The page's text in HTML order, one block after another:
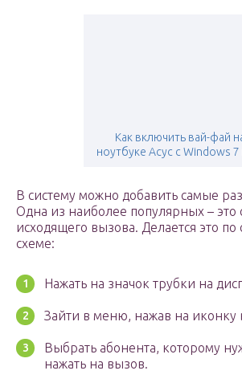
Как включить вай-фай
ноутбуке Асус с Windows 7
В систему можно добавить самые
Одна из наиболее популярных –
исходящего вызова. Делается это
схеме:
Нажать на значок трубки на
Зайти в меню, нажав на иконку
Выбрать абонента, которому
нажать на вызов.